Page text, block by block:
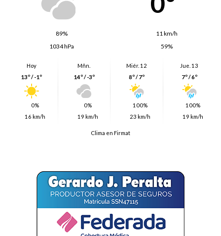
89%
11 km/h
1034 hPa
59%
Hoy
13º / -1º
0%
16 km/h
Mñn.
14º / -3º
0%
19 km/h
Miér. 12
8º / 7º
100%
23 km/h
Jue. 13
7º / 6º
100%
19 km/h
Clima en Firmat